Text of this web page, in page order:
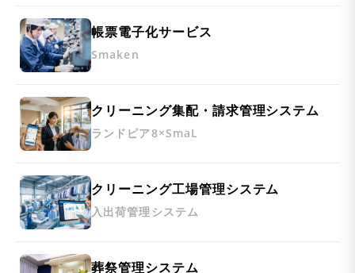
帳票電子化サービス
Smaken
クリーニング集配・請求管理システム
ランドピア8×SmaL
クリーニング工場管理システム
入出荷管理システム
葬祭管理システム